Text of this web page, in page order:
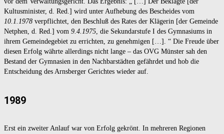
Kultusminister, d. Red.] wird unter Aufhebung des Bescheides vom
10.1.1978 verpflichtet, den Beschluß des Rates der Klägerin [der Gemeinde
Netphen, d. Red.] vom 9.4.1975, die Sekundarstufe I des Gymnasiums in
ihrem Gemeindegebiet zu errichten, zu genehmigen […]. “ Die Freude über
diesen Erfolg währte allerdings nicht lange – das OVG Münster sah den
Bestand der Gymnasien in den Nachbarstädten gefährdet und hob die
Entscheidung des Arnsberger Gerichtes wieder auf.
1989
Erst ein zweiter Anlauf war von Erfolg gekrönt. In mehreren Regionen